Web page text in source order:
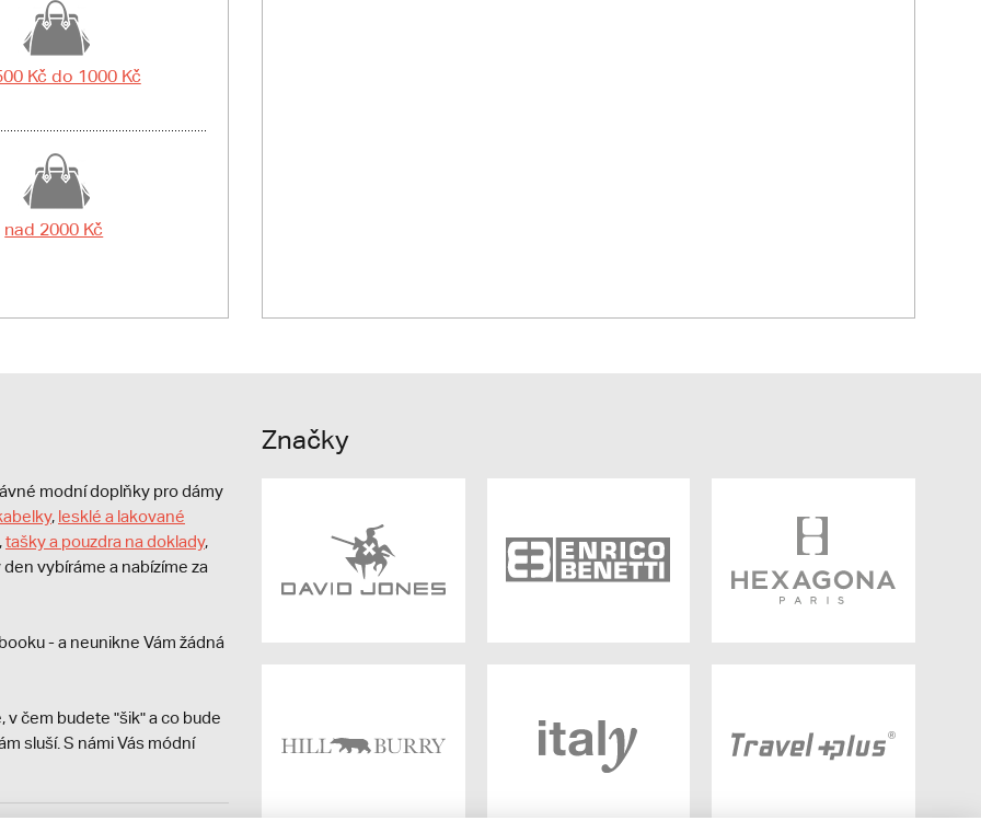
Kč do 1000 Kč
nad 2000 Kč
modní doplňky pro dámy
, lesklé a lakované
,tašky a pouzdra na doklady,
vybíráme a nabízíme za
- a neunikne Vám žádná
v čem budete "šik" a co bude
sluší. S námi Vás módní
Značky